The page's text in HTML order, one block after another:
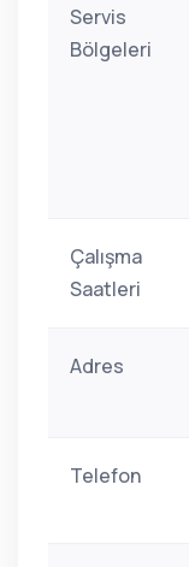
Servis
Bölgeleri
Çalışma
Saatleri
Adres
Telefon